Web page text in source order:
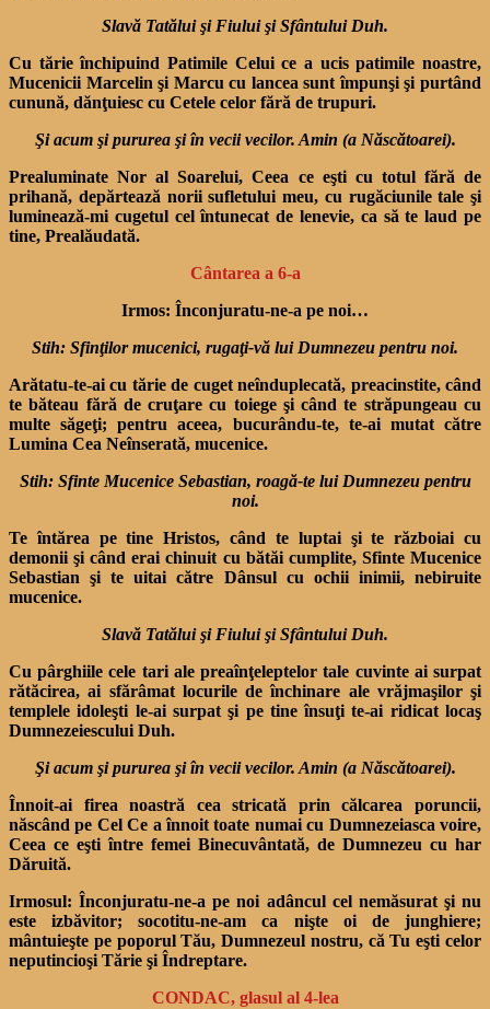
Slavă Tatălui şi Fiului şi Sfântului Duh.
Cu tărie închipuind Patimile Celui ce a ucis patimile noastre,
Mucenicii Marcelin şi Marcu cu lancea sunt împunşi şi purtând
cunu­nă, dănţuiesc cu Cetele celor fără de trupuri.
Şi acum şi pururea şi în vecii vecilor. Amin (a Născătoarei).
Prealuminate Nor al Soare­lui, Ceea ce eşti cu totul fără de
prihană, depărtează norii su­fletului meu, cu rugăciunile tale şi
luminează-mi cugetul cel întunecat de lenevie, ca să te laud pe
tine, Prealăudată.
Cântarea a 6-a
Irmos: Înconjuratu-ne-a pe noi…
Stih: Sfinţilor mucenici, rugaţi-vă lui Dumnezeu pentru noi.
Arătatu-te-ai cu tărie de cuget neînduplecată, preacinstite, când
te băteau fără de cruţare cu toiege şi când te străpungeau cu
multe săgeţi; pentru aceea, bucurându-te, te-ai mutat către
Lumina Cea Neînserată, mucenice.
Stih: Sfinte Mucenice Sebastian, roagă-te lui Dumnezeu pentru
noi.
Te întărea pe tine Hristos, când te luptai şi te războiai cu
demonii şi când erai chinuit cu bătăi cumplite, Sfinte Mucenice
Sebastian şi te uitai către Dânsul cu ochii ini­mii, nebiruite
mucenice.
Slavă Tatălui şi Fiului şi Sfântului Duh.
Cu pârghiile cele tari ale preaînţeleptelor tale cuvinte ai sur­pat
rătăcirea, ai sfărâmat locu­rile de închinare ale vrăjmaşi­lor şi
templele idoleşti le-ai surpat şi pe tine însuţi te-ai ridicat locaş
Dumnezeiescului Duh.
Şi acum şi pururea şi în vecii vecilor. Amin (a Născătoarei).
Înnoit-ai firea noastră cea stricată prin călcarea poruncii,
născând pe Cel Ce a înnoit toate numai cu Dumnezeiasca voire,
Ceea ce eşti între femei Binecu­vântată, de Dumnezeu cu har
Dăruită.
Irmosul:Înconjuratu-ne-a pe noi adâncul cel nemăsurat şi nu
este izbăvitor; socotitu-ne-am ca nişte oi de junghiere;
mântuieşte pe poporul Tău, Dumnezeul nostru, că Tu eşti celor
neputincioşi Tărie şi Îndreptare.
CONDAC, glasul al 4-lea